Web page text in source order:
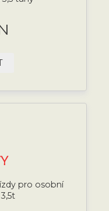
pro osobní